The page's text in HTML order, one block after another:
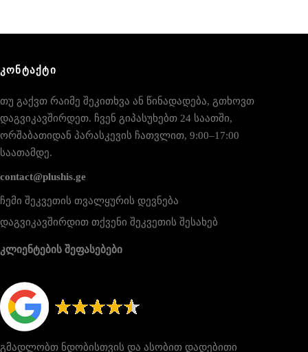
ᲙᲝᲜᲢᲐᲥᲢᲘ
თუ გაქვთ რაიმე შეკითხვა ან წინადადება, გთხოვთ
დაგვიკავშირდეთ. ჩვენ გიპასუხებთ 24 საათში,
ორშაბათიდან პარასკევის ჩათვლით, 9:00–17:00
საათამდე.
contact@plushis.ge
ჩემი შეკვეთის თვალყურის დევნება
დაგვიკავშირდით თქვენი შეკვეთის შესახებ
კლიენტების შეფასებები
გმადლობთ ნდობისთვის და ასობით დადებითი